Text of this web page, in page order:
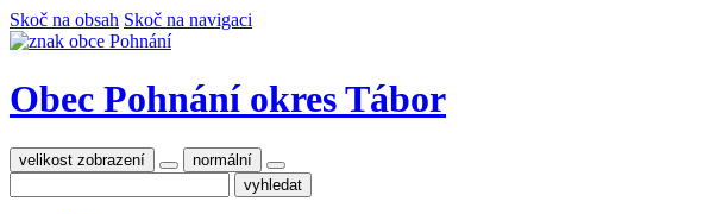
Skoč na obsah Skoč na navigaci
Obec Pohnání okres Tábor
velikost zobrazení normální